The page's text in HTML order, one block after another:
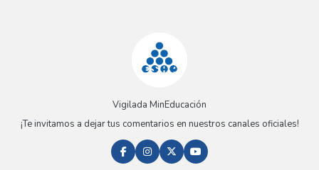
Vigilada MinEducación
¡Te invitamos a dejar tus comentarios en nuestros canales oficiales!